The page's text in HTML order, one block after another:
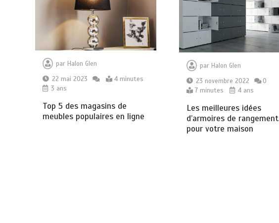
parHalon Glen
22 mai 2023
4 minutes
3 ans
Top 5 des magasins de
meubles populaires en ligne
par Halon Glen
23 novembre 2022
0
7 minutes
4 ans
Les meilleures idées
d’armoires de rangement
pour votre maison